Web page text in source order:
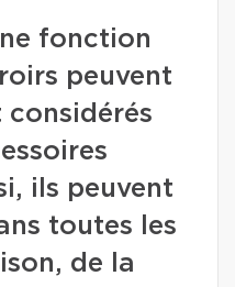
fonction
peuvent
considérés
ils peuvent
toutes les
de la